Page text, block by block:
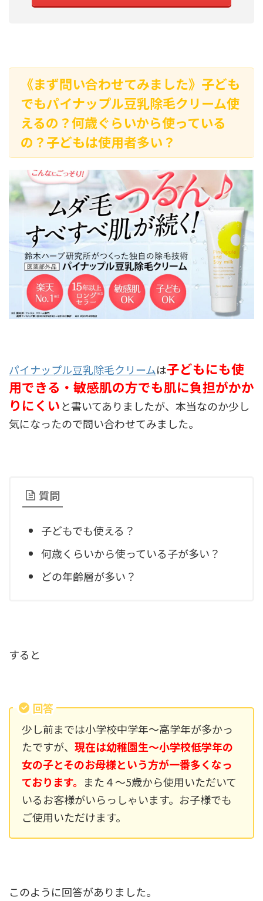
《まず問い合わせてみました》子ども
でもパイナップル豆乳除毛クリーム使
えるの？何歳ぐらいから使っている
の？子どもは使用者多い？
パイナップル豆乳除毛クリームは子どもにも使
用できる・敏感肌の方でも肌に負担がかか
りにくいと書いてありましたが、本当なのか少し
気になったので問い合わせてみました。
質問
子どもでも使える？
何歳くらいから使っている子が多い？
どの年齢層が多い？
すると
回答
少し前までは小学校中学年〜高学年が多かっ
たですが、 現在は幼稚園生～小学校低学年の
女の子とそのお母様という方が一番多くなっ
ております。 また４～5歳から使用いただいて
いるお客様がいらっしゃいます。お子様でも
ご使用いただけます。
このように回答がありました。